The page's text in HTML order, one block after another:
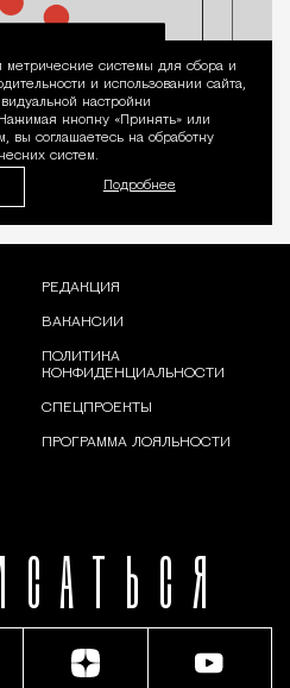
Уведомление
системы для сбора и
и использовании сайта,
настройки
кнопку «Принять» или
вы соглашаетесь на обработку
систем.
Подробнее
РЕДАКЦИЯ
ВАКАНСИИ
ПОЛИТИКА
КОНФИДЕНЦИАЛЬНОСТИ
СПЕЦПРОЕКТЫ
ПРОГРАММА ЛОЯЛЬНОСТИ